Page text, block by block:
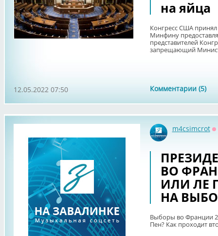
на яйца
Конгресс США
Минфину
представителей
запрещающий
Комментарии (5)
12.05.2022 07:50
m4csimcrot
ВО
ИЛИ ЛЕ
НА
Выборы во Франции
Пен? Как проходит